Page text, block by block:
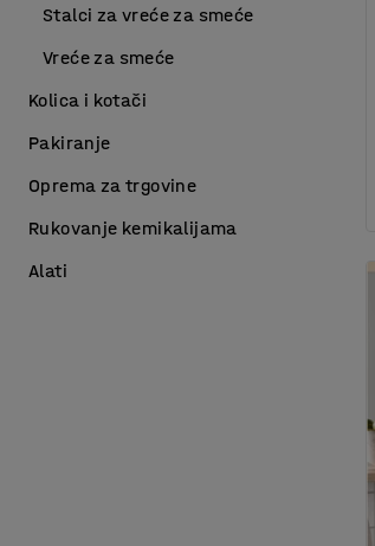
Stalci za vreće za smeće
Vreće za smeće
Kolica i kotači
Pakiranje
Oprema za trgovine
Rukovanje kemikalijama
Alati